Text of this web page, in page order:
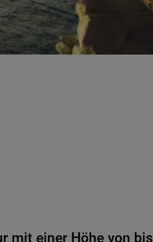
mit einer Höhe von bis